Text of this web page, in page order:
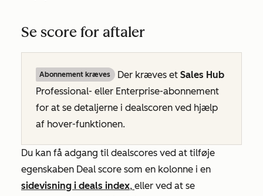
Se score for aftaler
Abonnement kræves Der kræves et Sales Hub
Professional- eller Enterprise-abonnement
for at se detaljerne i dealscoren ved hjælp
af hover-funktionen.
Du kan få adgang til dealscores ved at tilføje
egenskaben Deal score som en kolonne i en
sidevisning i deals index, eller ved at se